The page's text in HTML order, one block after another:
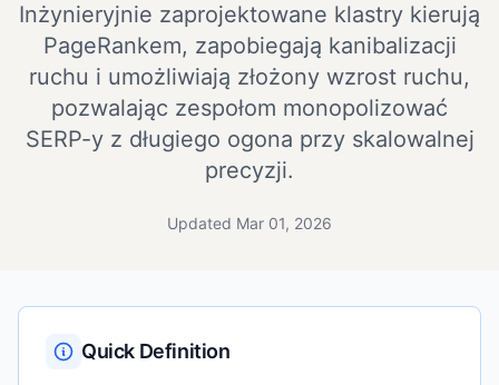
Inżynieryjnie zaprojektowane klastry kierują
PageRankem, zapobiegają kanibalizacji
ruchu i umożliwiają złożony wzrost ruchu,
pozwalając zespołom monopolizować
SERP-y z długiego ogona przy skalowalnej
precyzji.
Updated Mar 01, 2026
Quick Definition